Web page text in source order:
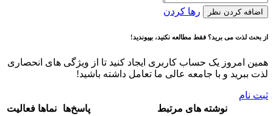
اضافه کردن نظر رها کردن
از بحث لذت می برید؟ فقط مطالعه نکنید، بپیوندید!
همین امروز یک حساب کاربری ایجاد کنید تا از ویژگی های انحصاری
لذت ببرید و با جامعه عالی ما تعامل داشته باشید!
ثبت نام
نوشته های مرتبط
پاسخ‌ها نماها فعالیت